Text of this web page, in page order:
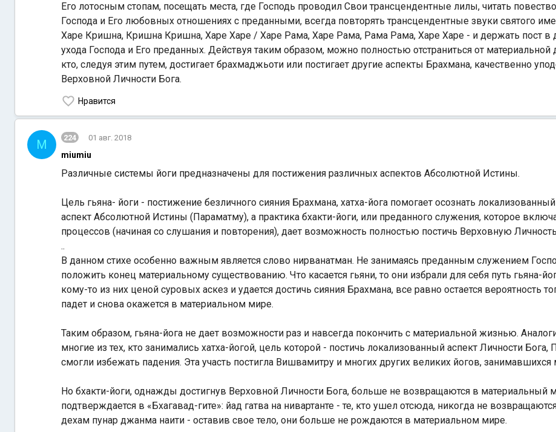
Его лотосным стопам, посещать места, где Господь проводил Свои трансцендентные лилы, читать
Господа и Его любовных отношениях с преданными, всегда повторять трансцендентные звуки святого
Харе Кришна, Кришна Кришна, Харе Харе / Харе Рама, Харе Рама, Рама Рама, Харе Харе - и держать пост в
ухода Господа и Его преданных. Действуя таким образом, можно полностью отстраниться от материальной
кто, следуя этим путем, достигает брахмаджьоти или постигает другие аспекты Брахмана, качественно
Верховной Личности Бога.
Нравится
M 224 01 авг. 2018
miumiu
Различные системы йоги предназначены для постижения различных аспектов Абсолютной Истины.
Цель гьяна- йоги - постижение безличного сияния Брахмана, хатха-йога помогает осознать
аспект Абсолютной Истины (Параматму), а практика бхакти-йоги, или преданного служения, которое
процессов (начиная со слушания и повторения), дает возможность полностью постичь Верховную
..
В данном стихе особенно важным является слово нирванатман. Не занимаясь преданным служением
положить конец материальному существованию. Что касается гьяни, то они избрали для себя путь гьяна-
кому-то из них ценой суровых аскез и удается достичь сияния Брахмана, все равно остается вероятность
падет и снова окажется в материальном мире.
Таким образом, гьяна-йога не дает возможности раз и навсегда покончить с материальной жизнью.
многие из тех, кто занимались хатха-йогой, цель которой - постичь локализованный аспект Личности Бога,
смогли избежать падения. Эта участь постигла Вишвамитру и многих других великих йогов, занимавшихся
Но бхакти-йоги, однажды достигнув Верховной Личности Бога, больше не возвращаются в материальный
подтверждается в «Бхагавад-гите»: йад гатва на нивартанте - те, кто ушел отсюда, никогда не
дехам пунар джанма наити - оставив свое тело, они больше не рождаются в материальном мире.